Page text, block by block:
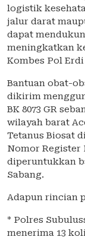
logistik
jalur darat
dapat
meningkatkan
Kombes Pol Erdi
Bantuan obat-
dikirim
BK 8073 GR
wilayah barat
Tetanus Biosat
Nomor Register
diperuntukkan
Sabang.
Adapun rincian
* Polres
menerima 13